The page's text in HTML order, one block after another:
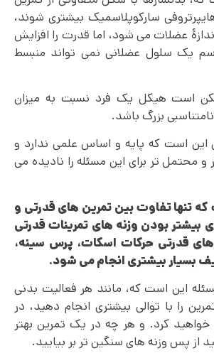
سارکوپلاسمیک بیشتری شوند،
عضلات می شود، اما قدرت را افزایش
یک سلول عضلانی نمی تواند منبسط
است هیکل یک فرد نسبت به میزان
بزرگ باشد.
این است که پایه و اساس علمی ندارد و
محتمل تر برای این مسئله را نادیده می
که تنها تفاوت بین تمرین های قدرتی و
بیشتر بودن وزنه های تمرینات قدرتی
قدرتی حرکات اسکات، پرس سینه،
بسیار بیشتری انجام می شود.
این است که، مانند هر فعالیت بدنی
را با توالی بیشتری انجام دهید، در
خواهید کرد. و هر چه در یک تمرین بهتر
از پس وزنه های سنگین تر بر بیایید.